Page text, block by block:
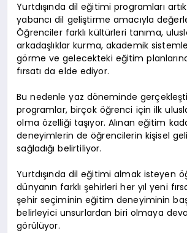
Yurtdışında dil eğitimi programları
yabancı dil geliştirme amacıyla
Öğrenciler farklı kültürleri tanıma,
arkadaşlıklar kurma, akademik
görme ve gelecekteki eğitim
fırsatı da elde ediyor.
Bu nedenle yaz döneminde
programlar, birçok öğrenci için ilk
olma özelliği taşıyor. Alınan eğitim
deneyimlerin de öğrencilerin kişisel
sağladığı belirtiliyor.
Yurtdışında dil eğitimi almak isteyen
dünyanın farklı şehirleri her yıl yeni
şehir seçiminin eğitim deneyiminin
belirleyici unsurlardan biri olmaya
görülüyor.